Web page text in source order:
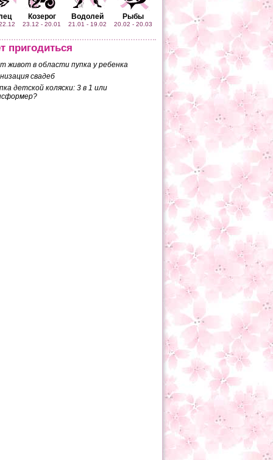
Козерог
23.12 - 20.01
Водолей
21.01 - 19.02
Рыбы
20.02 - 20.03
пригодиться
живот в области пупка у ребенка
свадеб
детской коляски: 3 в 1 или